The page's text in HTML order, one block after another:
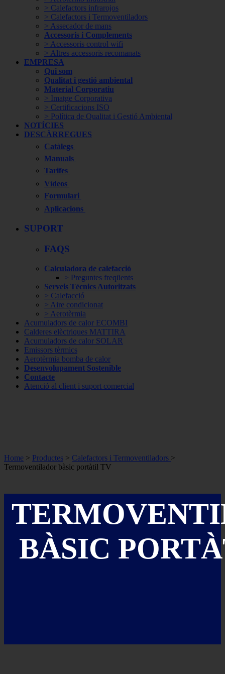
> Calefactors infrarojos
> Calefactors i Termoventiladors
> Assecador de mans
Accessoris i Complements
> Accessoris control wifi
> Altres accessoris recomanats
EMPRESA
Qui som
Qualitat i gestió ambiental
Material Corporatiu
> Imatge Corporativa
> Certificacions ISO
> Política de Qualitat i Gestió Ambiental
NOTÍCIES
DESCÀRREGUES
Catàlegs
Manuals
Tarifes
Vídeos
Formulari
Aplicacions
SUPORT
FAQS
Calculadora de calefacció
> Preguntes freqüents
Serveis Tècnics Autoritzats
> Calefacció
> Aire condicionat
> Aerotèrmia
Acumuladors de calor ECOMBI
Calderes elèctriques MATTIRA
Acumuladors de calor SOLAR
Emissors tèrmics
Aerotèrmia bomba de calor
Desenvolupament Sostenible
Contacte
Atenció al client i suport comercial
Home > Productes > Calefactors i Termoventiladors >
Termoventilador bàsic portàtil TV
BÀSIC